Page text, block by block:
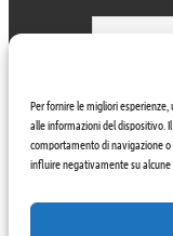
Per fornire le migliori
alle informazioni del dispositivo.
comportamento di navigazione o
influire negativamente su